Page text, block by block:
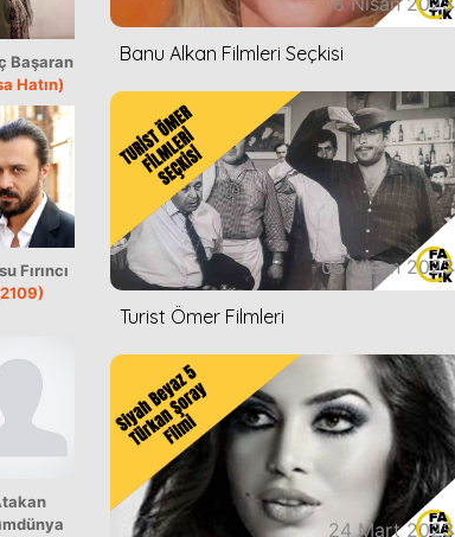
Başaran
Hatın)
Fırıncı
Banu Alkan Filmleri Seçkisi
05 Nisan 2023
Turist Ömer Filmleri
24 Mart 2023